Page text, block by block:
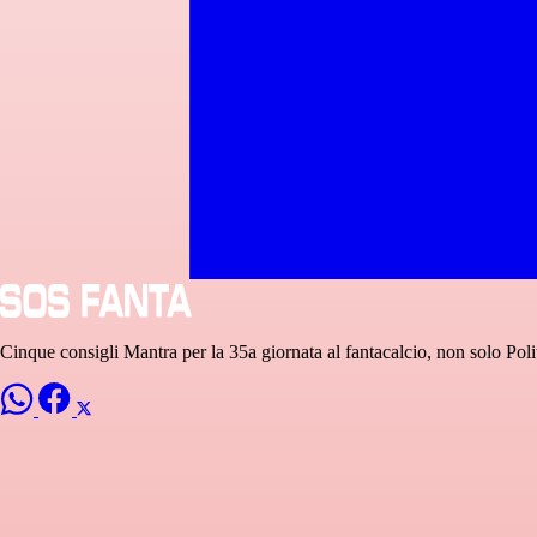
Cinque consigli Mantra per la 35a giornata al fantacalcio, non solo